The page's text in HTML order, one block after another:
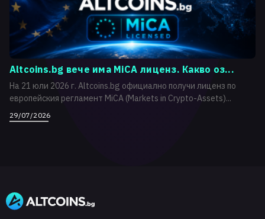
Altcoins.bg вече има MiCA лиценз. Какво оз...
На 21 юли 2026 г. Altcoins.bg официално получи лиценз по
европейския регламент MiCA (Markets in Crypto-Assets)...
29/07/2026